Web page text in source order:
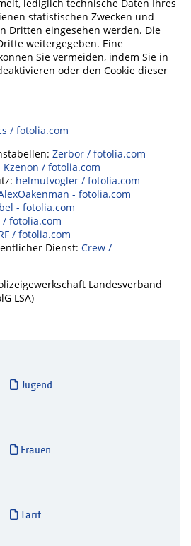
lediglich technische Daten Ihres
statistischen Zwecken und
Dritten eingesehen werden. Die
weitergegeben. Eine
Sie vermeiden, indem Sie in
oder den Cookie dieser
/ fotolia.com
Zerbor / fotolia.com
Kzenon / fotolia.com
helmutvogler / fotolia.com
- fotolia.com
- fotolia.com
fotolia.com
/ fotolia.com
Dienst: Crew /
Landesverband
LSA)
Jugend
Frauen
Tarif